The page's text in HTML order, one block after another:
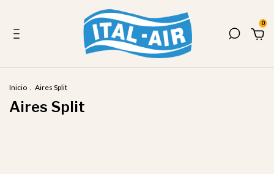
0
Inicio . Aires Split
Aires Split